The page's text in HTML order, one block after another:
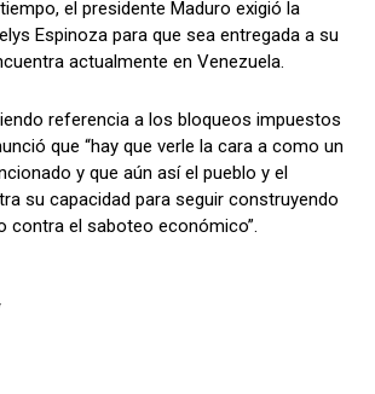
el presidente Maduro exigió la
Espinoza para que sea entregada a su
actualmente en Venezuela.
referencia a los bloqueos impuestos
que “hay que verle la cara a como un
y que aún así el pueblo y el
su capacidad para seguir construyendo
contra el saboteo económico”.